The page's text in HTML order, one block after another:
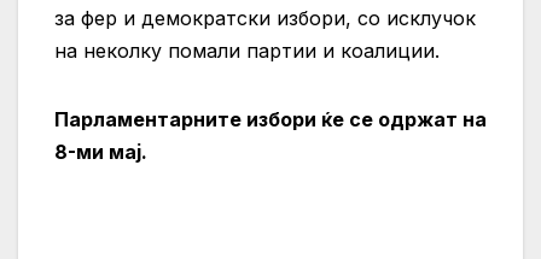
за фер и демократски избори, со исклучок
на неколку помали партии и коалиции.
Парламентарните избори ќе се одржат на
8-ми мај.